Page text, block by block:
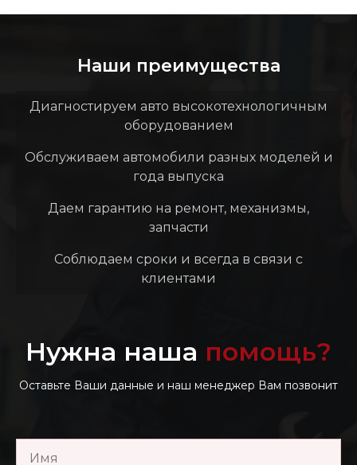
Наши преимущества
Диагностируем авто высокотехнологичным
оборудованием
Обслуживаем автомобили разных моделей и
года выпуска
Даем гарантию на ремонт, механизмы,
запчасти
Соблюдаем сроки и всегда в связи с
клиентами
Нужна наша помощь?
Оставьте Ваши данные и наш менеджер Вам позвонит